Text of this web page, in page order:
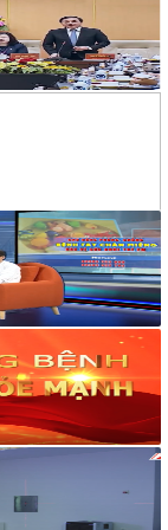
phòng,
truyền thông
và micro tuyên
Quốc gia không
Hưởng ứng